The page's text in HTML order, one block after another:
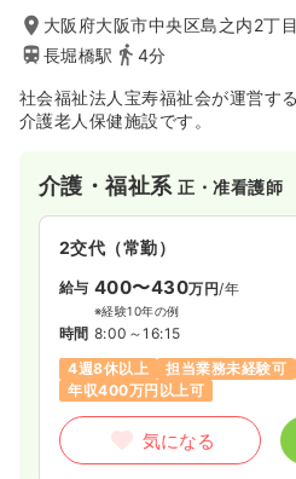
大阪府大阪市中央区島之内2丁
長堀橋駅
4分
社会福祉法人宝寿福祉会が運営す
介護老人保健施設です。
介護・福祉系正・准看護師
2交代（常勤）
給与 400〜430万円/年
※経験10年の例
時間 8:00～16:15
4週8休以上
担当業務未経験可
年収400万円以上可
気になる